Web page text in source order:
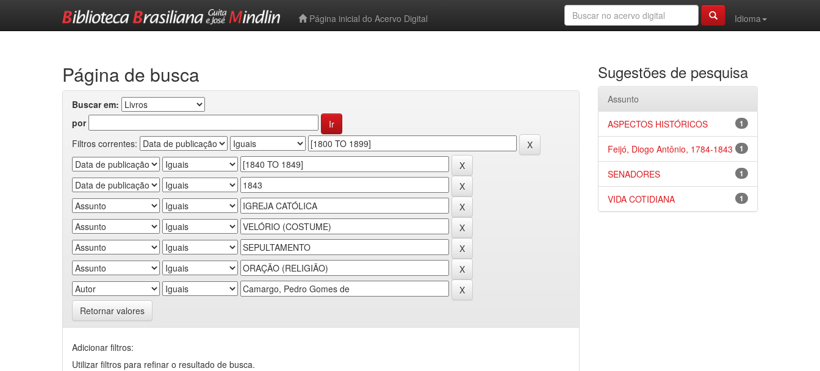
Página inicial do Acervo Digital
Idioma
Página de busca
Buscar em:
por
Filtros correntes:
Retornar valores
Adicionar filtros:
Utilizar filtros para refinar o resultado de busca.
Sugestões de pesquisa
Assunto
1
ASPECTOS HISTÓRICOS
1
Feijó, Diogo Antônio, 1784-1843
1
SENADORES
1
VIDA COTIDIANA